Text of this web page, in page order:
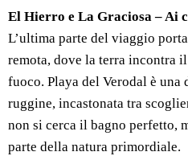
El Hierro e La Graciosa – Ai
L’ultima parte del viaggio
remota, dove la terra incontra
fuoco. Playa del Verodal è una
ruggine, incastonata tra
non si cerca il bagno perfetto,
parte della natura primordiale.